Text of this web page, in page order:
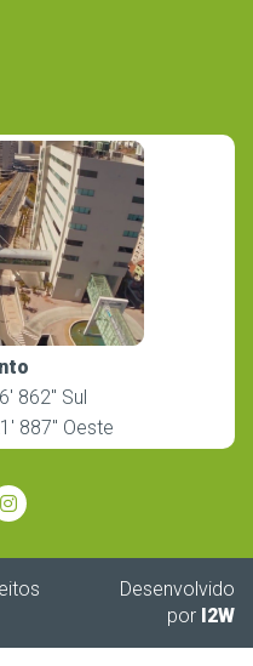
862″ Sul
887″ Oeste
Desenvolvido
por I2W